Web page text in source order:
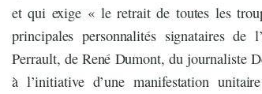
et qui exige « le retrait de toutes les
principales personnalités signataires
Perrault, de René Dumont, du journaliste
à l’initiative d’une manifestation